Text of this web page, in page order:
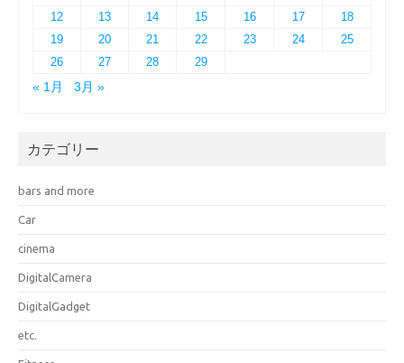
12
13 14 15 16 17
18
19
20 21 22 23 24
25
26
27 28
29
« 1月
3月 »
カテゴリー
bars and more
Car
cinema
DigitalCamera
DigitalGadget
etc.